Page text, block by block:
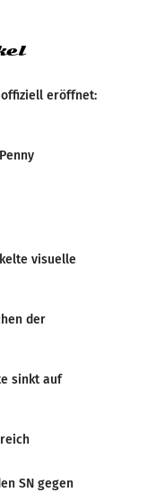
offiziell eröffnet:
visuelle
der
sinkt auf
SN gegen